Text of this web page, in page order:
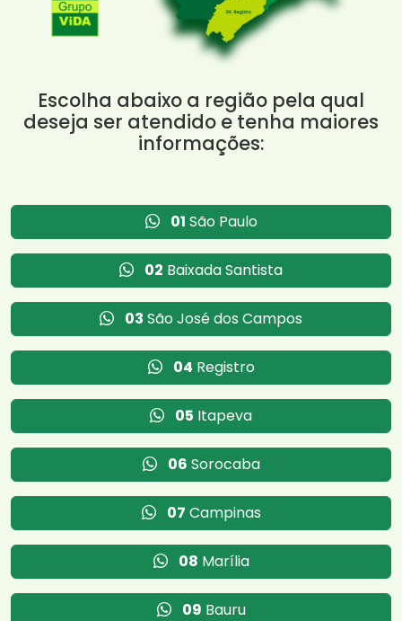
Escolha abaixo a região pela qual
deseja ser atendido e tenha maiores
informações:
01 São Paulo
02 Baixada Santista
03 São José dos Campos
04 Registro
05 Itapeva
06 Sorocaba
07 Campinas
08 Marília
09 Bauru